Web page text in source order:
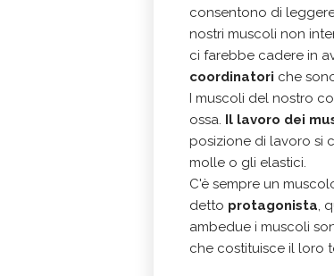
consentono di
nostri muscoli non
ci farebbe cadere in
coordinatori che
I muscoli del nostro
ossa. Il lavoro dei
posizione di lavoro si
molle o gli elastici.
C'è sempre un
detto protagonista,
ambedue i muscoli
che costituisce il loro